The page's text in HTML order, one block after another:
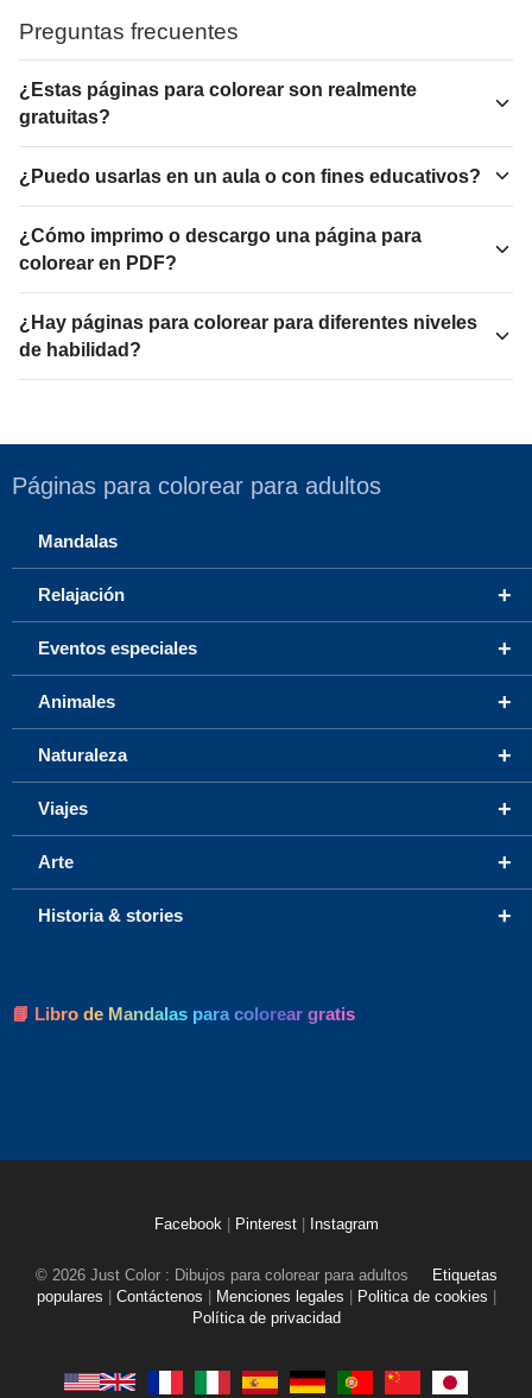
Preguntas frecuentes
¿Estas páginas para colorear son realmente
gratuitas?
¿Puedo usarlas en un aula o con fines educativos?
¿Cómo imprimo o descargo una página para
colorear en PDF?
¿Hay páginas para colorear para diferentes niveles
de habilidad?
Páginas para colorear para adultos
Mandalas
+
Relajación
+
Eventos especiales
+
Animales
+
Naturaleza
+
Viajes
+
Arte
+
Historia & stories
📘 Libro de Mandalas para colorear gratis
Facebook Pinterest Instagram
© 2026 Just Color : Dibujos para colorear para adultos
Etiquetas
populares
Contáctenos Menciones legales Politica de cookies
Política de privacidad